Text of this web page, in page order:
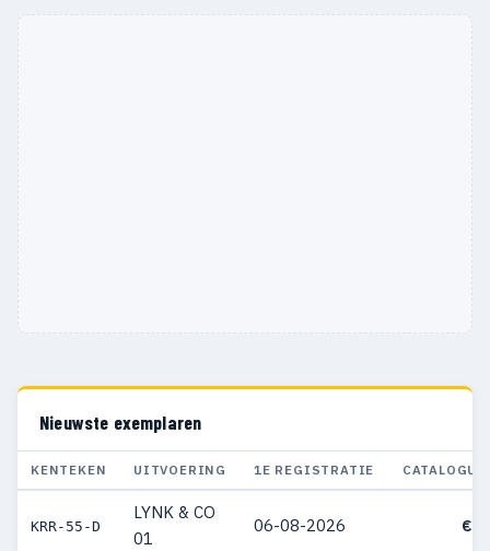
Nieuwste exemplaren
KENTEKEN UITVOERING 1E REGISTRATIE
KRR-55-D
LYNK & CO
01
06-08-2026 €